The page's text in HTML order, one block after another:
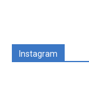
Instagram